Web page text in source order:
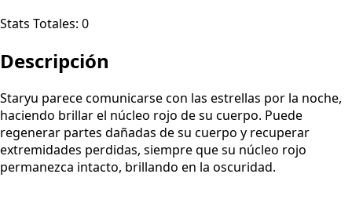
Stats Totales: 0
Descripción
Staryu parece comunicarse con las estrellas por la noche,
haciendo brillar el núcleo rojo de su cuerpo. Puede
regenerar partes dañadas de su cuerpo y recuperar
extremidades perdidas, siempre que su núcleo rojo
permanezca intacto, brillando en la oscuridad.